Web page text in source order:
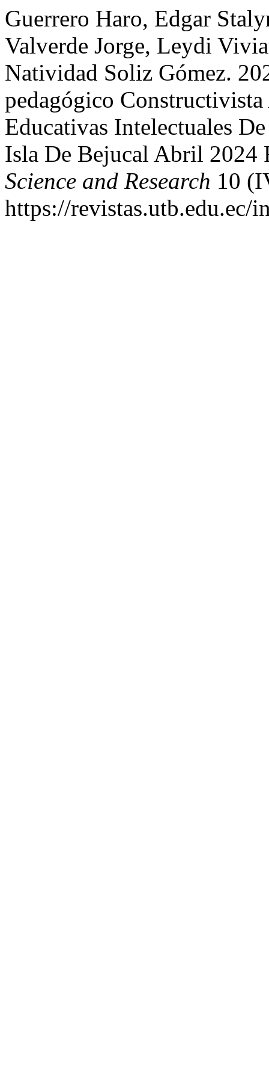
Guerrero Haro, Edgar
Valverde Jorge, Leydi
Natividad Soliz Gómez.
pedagógico Constructivista
Educativas Intelectuales
Isla De Bejucal Abril 2024
Science and Research 10
https://revistas.utb.edu.ec/